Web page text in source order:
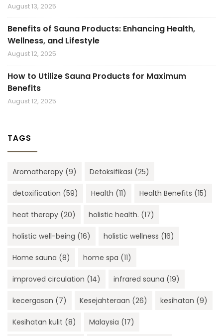
August 13, 2025
Benefits of Sauna Products: Enhancing Health,
Wellness, and Lifestyle
August 12, 2025
How to Utilize Sauna Products for Maximum
Benefits
August 12, 2025
TAGS
Aromatherapy (9) Detoksifikasi (25)
detoxification (59) Health (11) Health Benefits (15)
heat therapy (20) holistic health. (17)
holistic well-being (16) holistic wellness (16)
Home sauna (8) home spa (11)
improved circulation (14) infrared sauna (19)
kecergasan (7) Kesejahteraan (26) kesihatan (9)
Kesihatan kulit (8) Malaysia (17)